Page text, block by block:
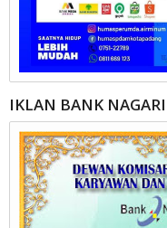
IKLAN BANK NAGARI